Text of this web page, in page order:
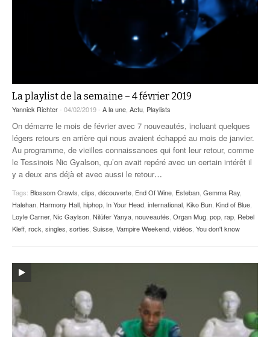
La playlist de la semaine – 4 février 2019
Yannick Richter- 04/02/2019 - A la une Actu Playlists
On démarre le mois de février avec 7 nouveautés, incluant quelques
légers retours en arrière qui nous avaient échappé au mois de janvier.
Au programme, de vieilles connaissances qui font leur retour, comme
le Tessinois Nic Gyalson, qu’on avait repéré avec un certain intérêt il
y a deux ans déjà et avec aussi le retour…
Tags: Blossom Crawls clips découverte End Of Wine Esteban Gemma Ray
Halehan Harmony Hall hiphop In Your Head international Kiko Bun Kind of Blue
Loyle Carner, Nic Gaylson Nilüfer Yanya nouveautés Organ Mug pop rap Rebel
Kleff rock singles sorties Suisse Vampire Weekend vidéos You don't know